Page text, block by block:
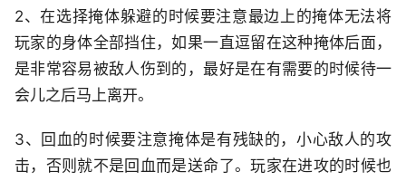
2、在选择掩体躲避的时候要注意最边上的掩体无法将
玩家的身体全部挡住，如果一直逗留在这种掩体后面，
是非常容易被敌人伤到的，最好是在有需要的时候待一
会儿之后马上离开。
3、回血的时候要注意掩体是有残缺的，小心敌人的攻
击，否则就不是回血而是送命了。玩家在进攻的时候也